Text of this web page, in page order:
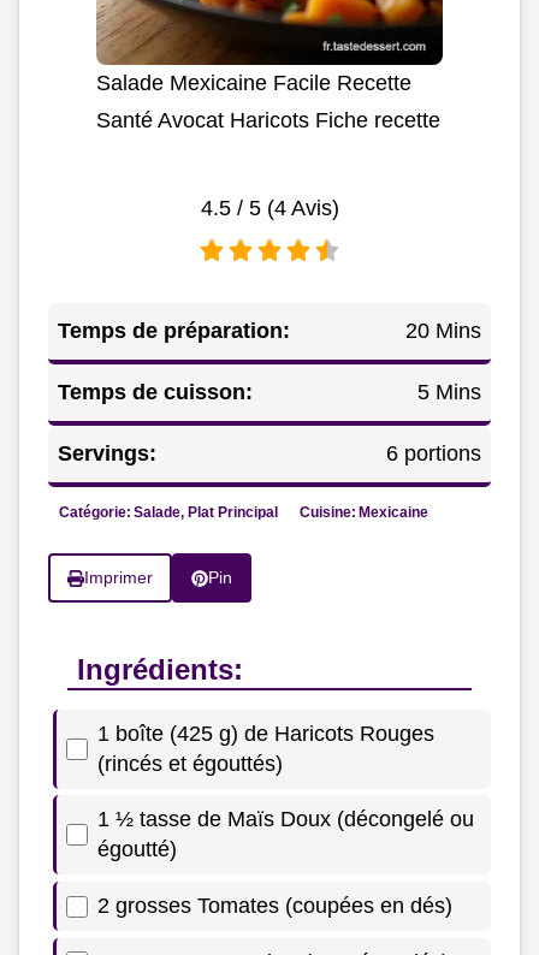
Salade Mexicaine Facile Recette
Santé Avocat Haricots Fiche recette
4.5/ 5 (4Avis)
Temps de préparation: 20 Mins
Temps de cuisson: 5 Mins
Servings: 6 portions
Catégorie: Salade, Plat Principal Cuisine: Mexicaine
Imprimer Pin
Ingrédients:
1 boîte (425 g) de Haricots Rouges
(rincés et égouttés)
1 ½ tasse de Maïs Doux (décongelé ou
égoutté)
2 grosses Tomates (coupées en dés)